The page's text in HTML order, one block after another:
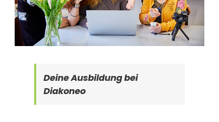
Deine Ausbildung bei
Diakoneo